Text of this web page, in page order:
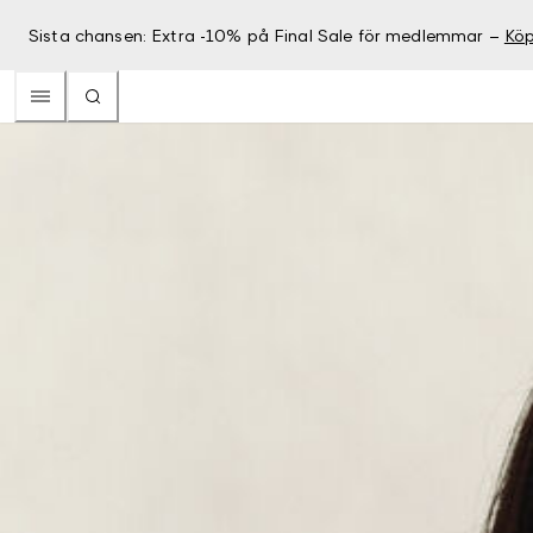
Sista chansen: Extra -10% på Final Sale för medlemmar –